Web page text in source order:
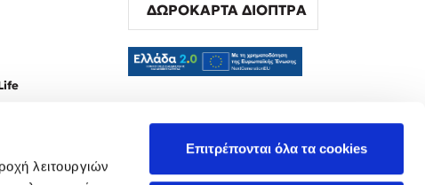
λειτουργιών
Επιτρέπονται όλα τα cookies
ΔΩΡΟΚΑΡΤΑ ΔΙΟΠΤΡΑ